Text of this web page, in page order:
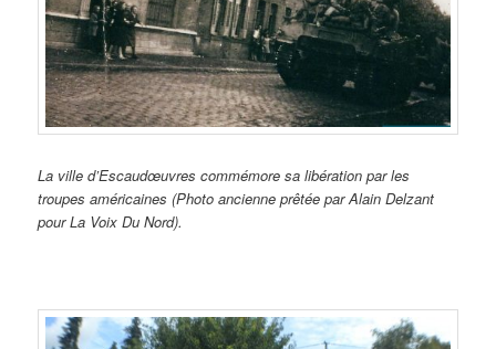
La ville d’Escaudœuvres commémore sa libération par les
troupes américaines (Photo ancienne prêtée par Alain Delzant
pour La Voix Du Nord).